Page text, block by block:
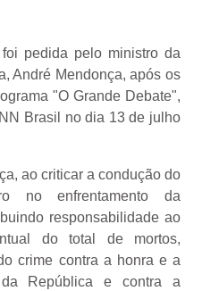
pedida pelo ministro da
André Mendonça, após os
"O Grande Debate",
Brasil no dia 13 de julho
ao criticar a condução do
no enfrentamento da
responsabilidade ao
do total de mortos,
crime contra a honra e a
República e contra a